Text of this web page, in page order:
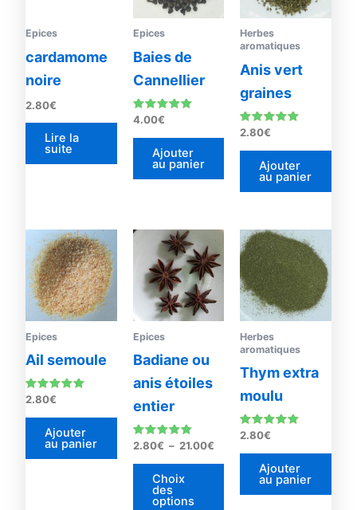
Epices
cardamome
noire
2.80€
Lire la
suite
Epices
Baies de
Cannellier
Note
sur 5
4.00€
Ajouter
au panier
Herbes
aromatiques
Anis vert
graines
Note
sur 5
2.80€
Ajouter
au panier
Epices
Ail semoule
Note
sur 5
2.80€
Ajouter
au panier
Epices
Badiane ou
anis étoiles
entier
Note
sur 5
2.80€ – 21.00€
Plage
prix :
2.80€
21.00€
Choix
des
options
produit
plusieurs
variations.
Les
options
peuvent
être
sur
page
Herbes
aromatiques
Thym extra
moulu
Note
sur 5
2.80€
Ajouter
au panier